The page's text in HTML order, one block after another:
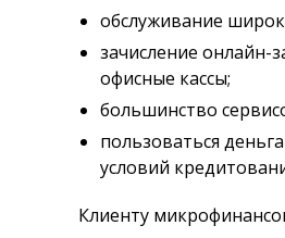
обслуживание
зачисление
офисные кассы;
большинство
пользоваться
условий
Клиенту